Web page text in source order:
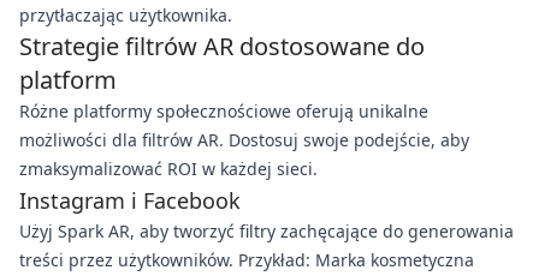
przytłaczając użytkownika.
Strategie filtrów AR dostosowane do
platform
Różne platformy społecznościowe oferują unikalne
możliwości dla filtrów AR. Dostosuj swoje podejście, aby
zmaksymalizować ROI w każdej sieci.
Instagram i Facebook
Użyj Spark AR, aby tworzyć filtry zachęcające do generowania
treści przez użytkowników. Przykład: Marka kosmetyczna